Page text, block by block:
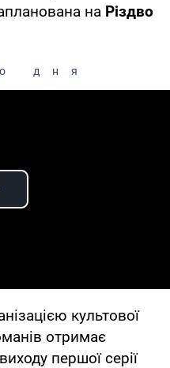
на Різдво
дня
Video
культової
отримає
першої серії